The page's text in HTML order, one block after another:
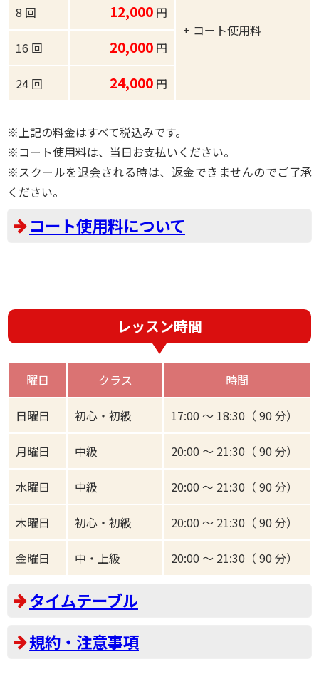
+ コート使用料
8 回 12,000 円
16 回 20,000 円
24 回 24,000 円
※上記の料金はすべて税込みです。
※コート使用料は、当日お支払いください。
※スクールを退会される時は、返金できませんのでご了承
ください。
コート使用料について
レッスン時間
曜日 クラス 時間
日曜日 初心・初級 17:00 ～ 18:30（ 90 分）
月曜日 中級 20:00 ～ 21:30（ 90 分）
水曜日 中級 20:00 ～ 21:30（ 90 分）
木曜日 初心・初級 20:00 ～ 21:30（ 90 分）
金曜日 中・上級 20:00 ～ 21:30（ 90 分）
タイムテーブル
規約・注意事項